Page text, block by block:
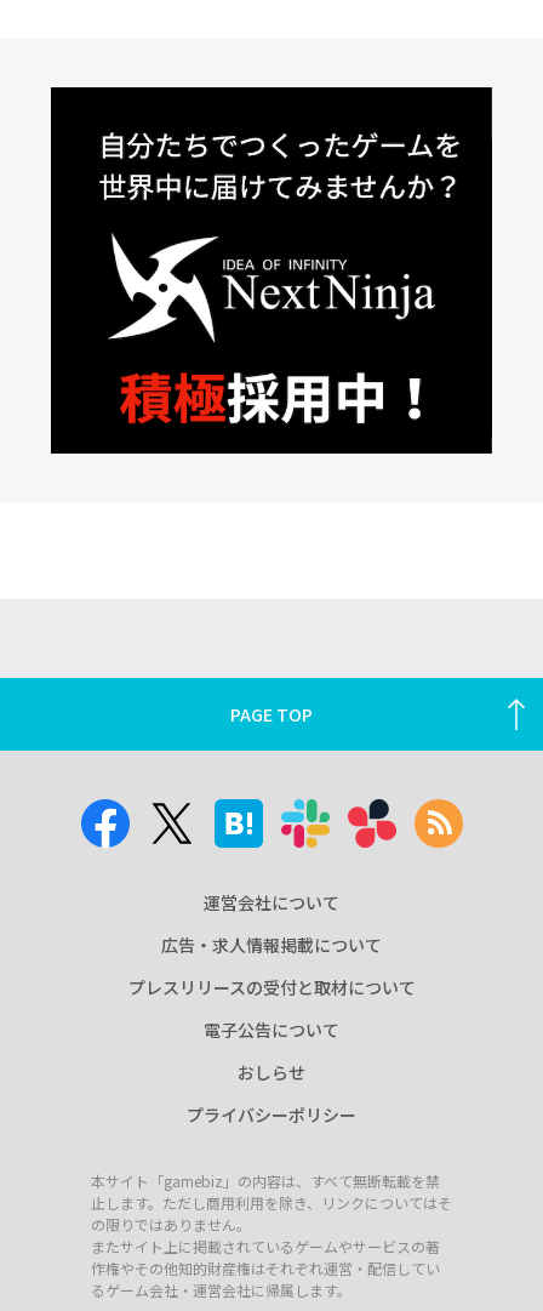
PAGE TOP
運営会社について
広告・求人情報掲載について
プレスリリースの受付と取材について
電子公告について
おしらせ
プライバシーポリシー
本サイト「gamebiz」の内容は、すべて無断転載を禁
止します。ただし商用利用を除き、リンクについてはそ
の限りではありません。
またサイト上に掲載されているゲームやサービスの著
作権やその他知的財産権はそれぞれ運営・配信してい
るゲーム会社・運営会社に帰属します。